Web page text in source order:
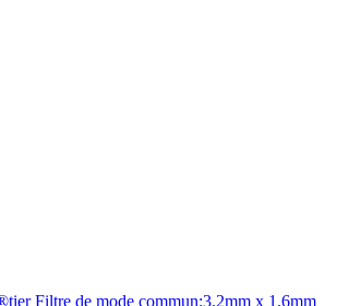
Filtre de mode commun:3.2mm x 1.6mm